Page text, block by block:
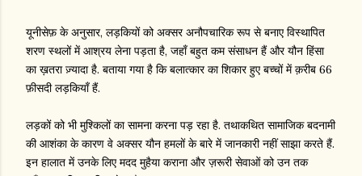
यूनीसेफ़ के अनुसार, लड़कियों को अक्सर अनौपचारिक रूप से बनाए विस्थापित
शरण स्थलों में आश्रय लेना पड़ता है, जहाँ बहुत कम संसाधन हैं और यौन हिंसा
का ख़तरा ज़्यादा है. बताया गया है कि बलात्कार का शिकार हुए बच्चों में क़रीब 66
फ़ीसदी लड़कियाँ हैं.
लड़कों को भी मुश्किलों का सामना करना पड़ रहा है. तथाकथित सामाजिक बदनामी
की आशंका के कारण वे अक्सर यौन हमलों के बारे में जानकारी नहीं साझा करते हैं.
इन हालात में उनके लिए मदद मुहैया कराना और ज़रूरी सेवाओं को उन तक